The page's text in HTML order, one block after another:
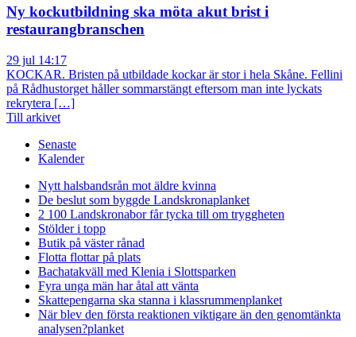
Ny kockutbildning ska möta akut brist i
restaurangbranschen
29 jul 14:17
KOCKAR. Bristen på utbildade kockar är stor i hela Skåne. Fellini
på Rådhustorget håller sommarstängt eftersom man inte lyckats
rekrytera […]
Till arkivet
Senaste
Kalender
Nytt halsbandsrån mot äldre kvinna
De beslut som byggde Landskronaplanket
2 100 Landskronabor får tycka till om tryggheten
Stölder i topp
Butik på väster rånad
Flotta flottar på plats
Bachatakväll med Klenia i Slottsparken
Fyra unga män har åtal att vänta
Skattepengarna ska stanna i klassrummenplanket
När blev den första reaktionen viktigare än den genomtänkta
analysen?planket